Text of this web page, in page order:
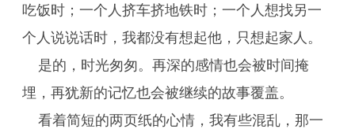
吃饭时；一个人挤车挤地铁时；一个人想找另一
个人说说话时，我都没有想起他，只想起家人。
是的，时光匆匆。再深的感情也会被时间掩
埋，再犹新的记忆也会被继续的故事覆盖。
看着简短的两页纸的心情，我有些混乱，那一